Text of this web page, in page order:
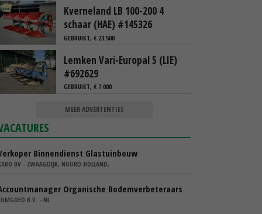
Kverneland LB 100-200 4
schaar (HAE) #145326
GEBRUIKT, € 23.500
Lemken Vari-Europal 5 (LIE)
#692629
GEBRUIKT, € 7.000
MEER ADVERTENTIES
Binnendienst Glastuinbouw
BV - ZWAAGDIJK, NOORD-HOLLAND,
Organische Bodemverbeteraars
B.V. - NL